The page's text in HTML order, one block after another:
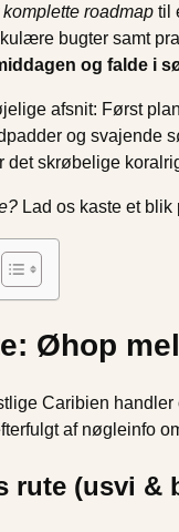
komplette roadmap til
bugter samt
og falde i
afsnit: Først
og
det skrøbelige
Lad os kaste et
Øhop
Caribien handler
af nøgleinfo
rute (usvi &